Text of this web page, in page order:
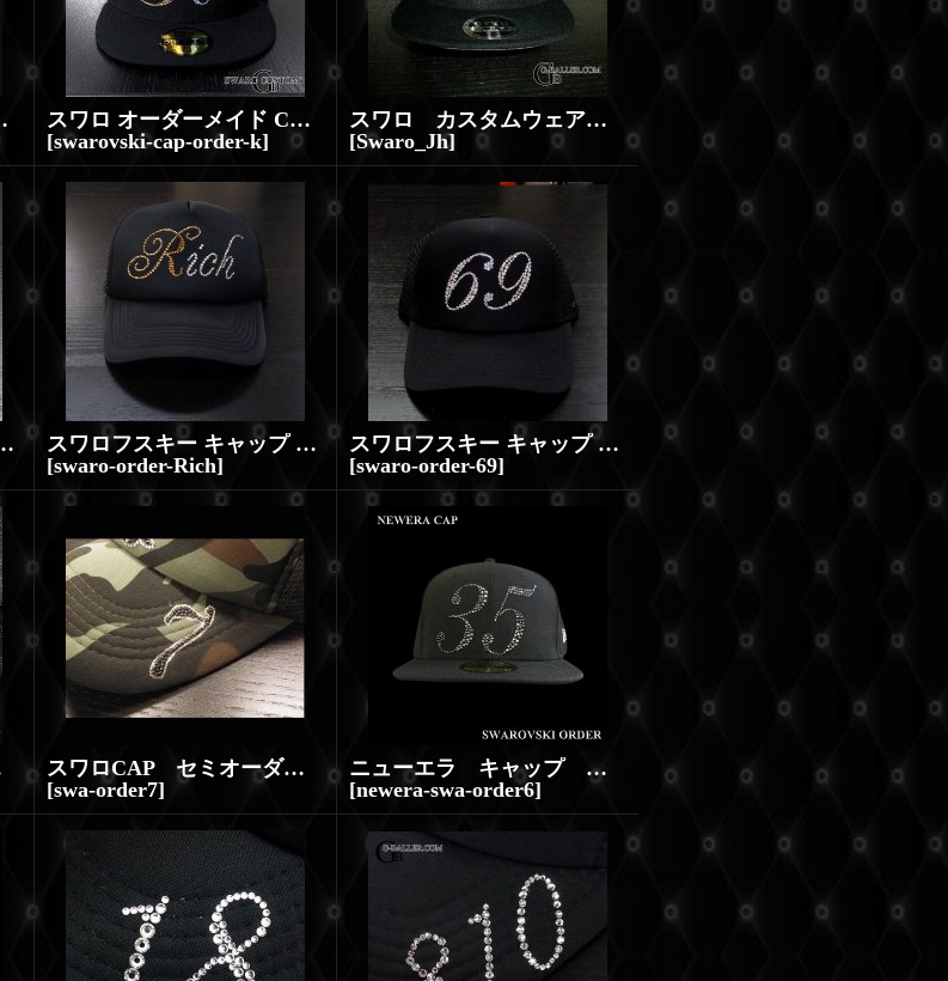
ダー製作
スワロ オーダーメイド CAP イニシャル キャップ製作実績
[swarovski-cap-order-k]
スワロ カスタムウェア オーダメイド CAP製作実績（イニシャル）
[Swaro_Jh]
ル オーダーメイド スワロCAP
スワロフスキー キャップ イニシャル オーダーメイド スワロCAP
[swaro-order-Rich]
スワロフスキー キャップ イニシャル オーダーメイド スワロCAP
[swaro-order-69]
プ
スワロCAP セミオーダー 製作 オーダーキャップ
[swa-order7]
ニューエラ キャップ スワロ オーダーメイド カスタム オーダーCAP 数字
[newera-swa-order6]